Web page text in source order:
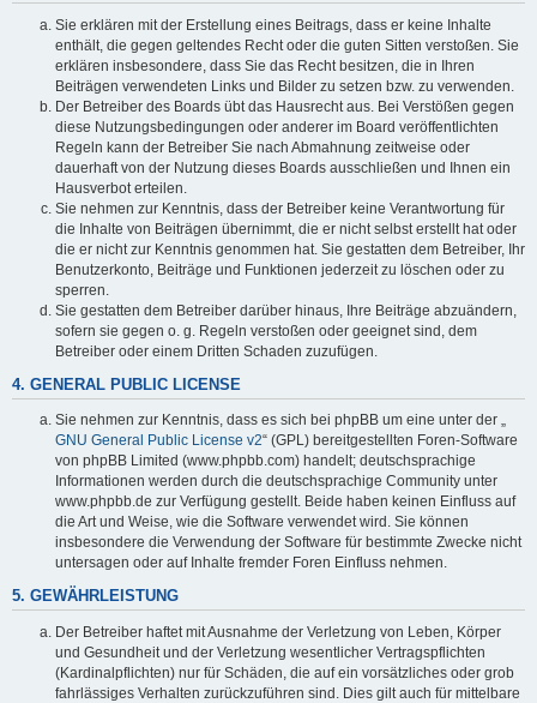
Sie erklären mit der Erstellung eines Beitrags, dass er keine Inhalte
enthält, die gegen geltendes Recht oder die guten Sitten verstoßen. Sie
erklären insbesondere, dass Sie das Recht besitzen, die in Ihren
Beiträgen verwendeten Links und Bilder zu setzen bzw. zu verwenden.
Der Betreiber des Boards übt das Hausrecht aus. Bei Verstößen gegen
diese Nutzungsbedingungen oder anderer im Board veröffentlichten
Regeln kann der Betreiber Sie nach Abmahnung zeitweise oder
dauerhaft von der Nutzung dieses Boards ausschließen und Ihnen ein
Hausverbot erteilen.
Sie nehmen zur Kenntnis, dass der Betreiber keine Verantwortung für
die Inhalte von Beiträgen übernimmt, die er nicht selbst erstellt hat oder
die er nicht zur Kenntnis genommen hat. Sie gestatten dem Betreiber, Ihr
Benutzerkonto, Beiträge und Funktionen jederzeit zu löschen oder zu
sperren.
Sie gestatten dem Betreiber darüber hinaus, Ihre Beiträge abzuändern,
sofern sie gegen o. g. Regeln verstoßen oder geeignet sind, dem
Betreiber oder einem Dritten Schaden zuzufügen.
4. GENERAL PUBLIC LICENSE
Sie nehmen zur Kenntnis, dass es sich bei phpBB um eine unter der „
GNU General Public License v2“ (GPL) bereitgestellten Foren-Software
von phpBB Limited (www.phpbb.com) handelt; deutschsprachige
Informationen werden durch die deutschsprachige Community unter
www.phpbb.de zur Verfügung gestellt. Beide haben keinen Einfluss auf
die Art und Weise, wie die Software verwendet wird. Sie können
insbesondere die Verwendung der Software für bestimmte Zwecke nicht
untersagen oder auf Inhalte fremder Foren Einfluss nehmen.
5. GEWÄHRLEISTUNG
Der Betreiber haftet mit Ausnahme der Verletzung von Leben, Körper
und Gesundheit und der Verletzung wesentlicher Vertragspflichten
(Kardinalpflichten) nur für Schäden, die auf ein vorsätzliches oder grob
fahrlässiges Verhalten zurückzuführen sind. Dies gilt auch für mittelbare